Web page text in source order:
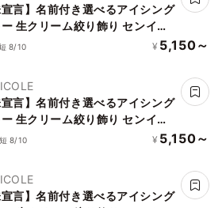
宣言】名前付き選べるアイシング
生クリーム絞り飾り センイル
（赤） クリームカラーは5色から
8/10 ¥ 5,150～
宣言】名前付き選べるアイシング
生クリーム絞り飾り センイル
（青） クリームカラーは5色から
8/10 ¥ 5,150～
宣言】名前付き選べるアイシング